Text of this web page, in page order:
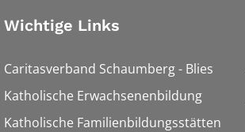
Wichtige Links
Caritasverband Schaumberg - Blies
Katholische Erwachsenenbildung
Katholische Familienbildungsstätten